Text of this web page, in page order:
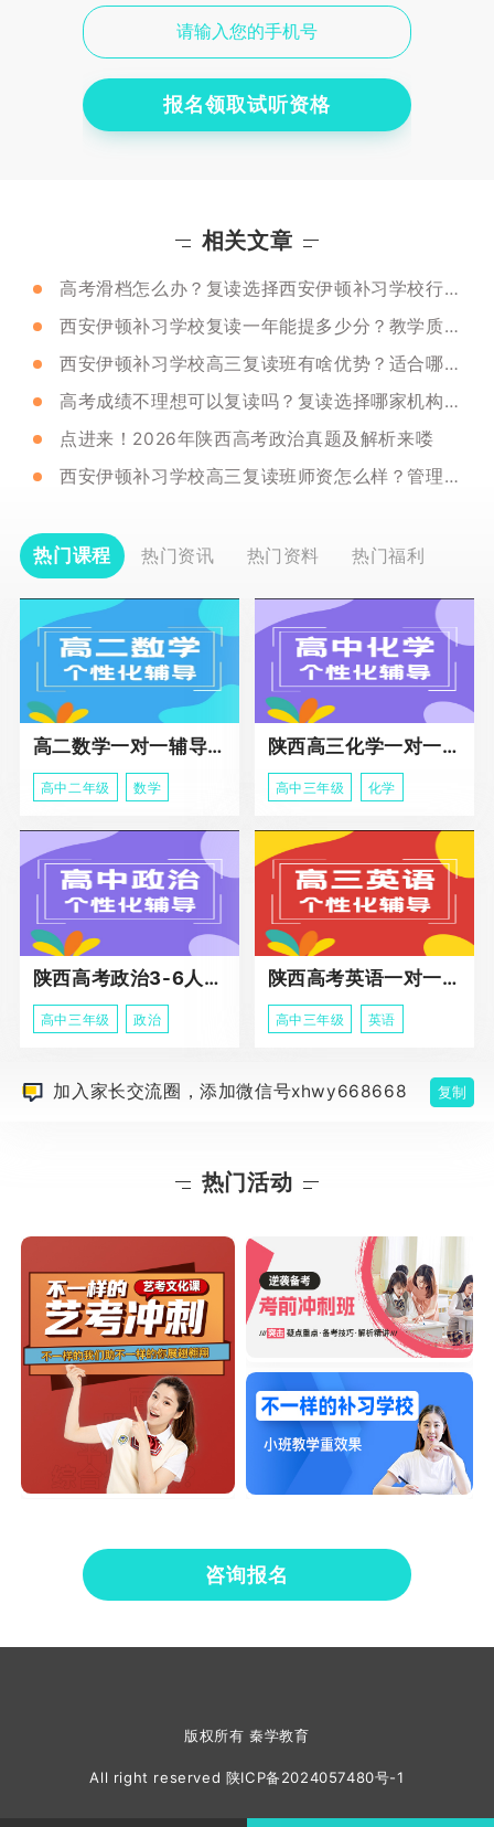
报名领取试听资格
相关文章
高考滑档怎么办？复读选择西安伊顿补习学校行吗？
西安伊顿补习学校复读一年能提多少分？教学质量咋样？
西安伊顿补习学校高三复读班有啥优势？适合哪些学生选？
高考成绩不理想可以复读吗？复读选择哪家机构好？
点进来！2026年陕西高考政治真题及解析来喽
西安伊顿补习学校高三复读班师资怎么样？管理严格吗？
热门课程 热门资讯 热门资料 热门福利
高二数学一对一辅导课程
高中二年级 数学
陕西高三化学一对一个性化辅导课程
高中三年级 化学
陕西高考政治3-6人班课程
高中三年级 政治
陕西高考英语一对一冲刺课程
高中三年级 英语
加入家长交流圈，添加微信号xhwy668668 复制
热门活动
咨询报名
版权所有 秦学教育
All right reserved 陕ICP备2024057480号-1